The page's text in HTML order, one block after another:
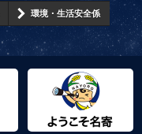
環境・生活安全係